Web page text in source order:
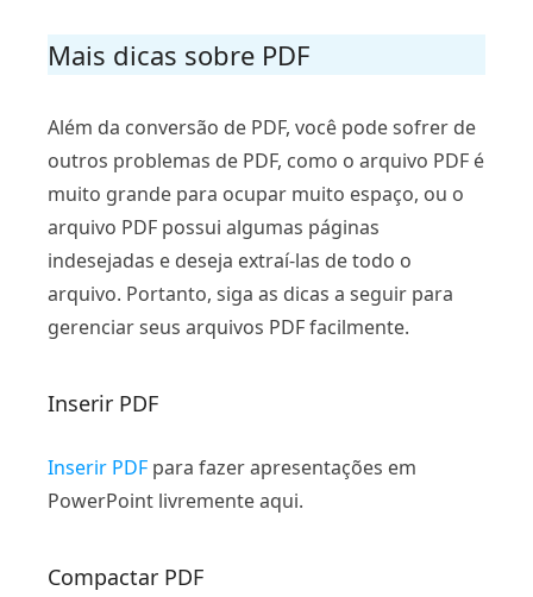
Mais dicas sobre PDF
Além da conversão de PDF, você pode sofrer de
outros problemas de PDF, como o arquivo PDF é
muito grande para ocupar muito espaço, ou o
arquivo PDF possui algumas páginas
indesejadas e deseja extraí-las de todo o
arquivo. Portanto, siga as dicas a seguir para
gerenciar seus arquivos PDF facilmente.
Inserir PDF
Inserir PDF para fazer apresentações em
PowerPoint livremente aqui.
Compactar PDF